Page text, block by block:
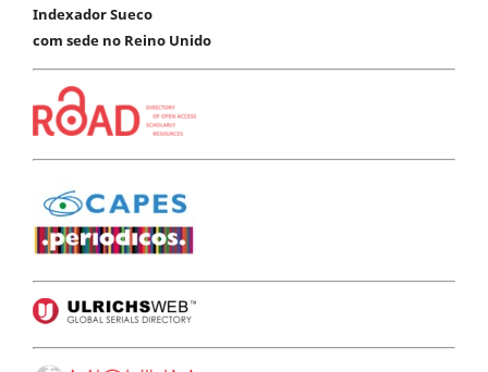
Indexador Sueco
com sede no Reino Unido